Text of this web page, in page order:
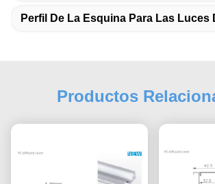
Perfil De La Esquina Para Las Luces
Productos